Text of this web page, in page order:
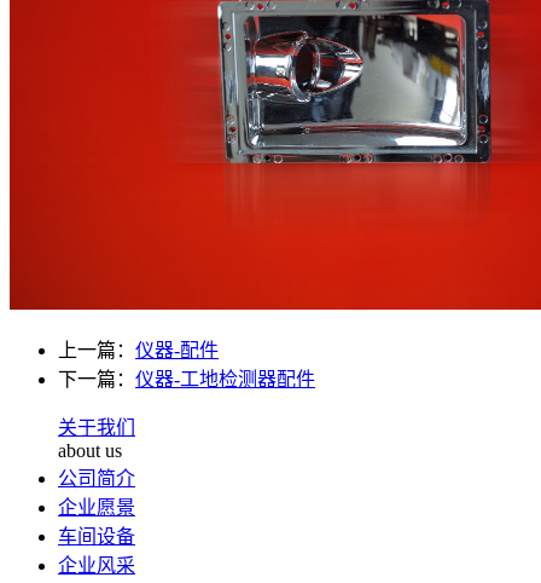
上一篇： 仪器-配件
下一篇： 仪器-工地检测器配件
关于我们
about us
公司简介
企业愿景
车间设备
企业风采